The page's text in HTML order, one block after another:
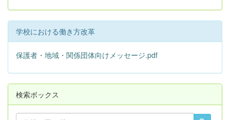
学校における働き方改革
保護者・地域・関係団体向けメッセージ.pdf
検索ボックス